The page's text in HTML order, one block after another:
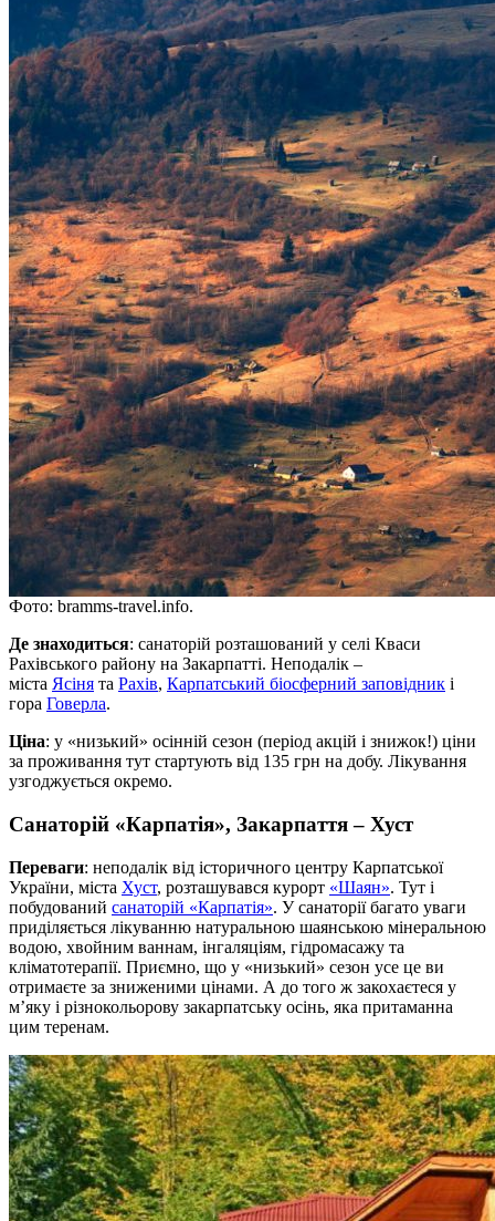
Фото: bramms-travel.info.
Де знаходиться: санаторій розташований у селі Кваси
Рахівського району на Закарпатті. Неподалік –
міста Ясіня та Рахів, Карпатський біосферний заповідник і
гора Говерла.
Ціна: у «низький» осінній сезон (період акцій і знижок!) ціни
за проживання тут стартують від 135 грн на добу. Лікування
узгоджується окремо.
Санаторій «Карпатія», Закарпаття – Хуст
Переваги: неподалік від історичного центру Карпатської
України, міста Хуст, розташувався курорт «Шаян». Тут і
побудований санаторій «Карпатія». У санаторії багато уваги
приділяється лікуванню натуральною шаянською мінеральною
водою, хвойним ваннам, інгаляціям, гідромасажу та
кліматотерапії. Приємно, що у «низький» сезон усе це ви
отримаєте за зниженими цінами. А до того ж закохаєтеся у
м’яку і різнокольорову закарпатську осінь, яка притаманна
цим теренам.